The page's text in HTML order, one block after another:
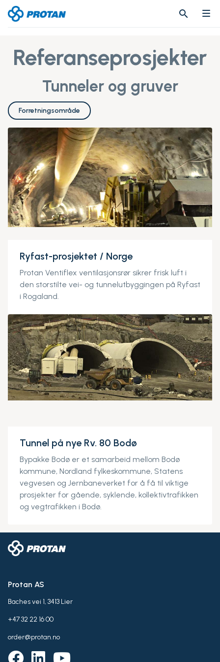
search
search
Referanseprosjekter
Tunneler og gruver
Forretningsområde
Ryfast-prosjektet / Norge
Protan Ventiflex ventilasjonsrør sikrer frisk luft i
den storstilte vei- og tunnelutbyggingen på Ryfast
i Rogaland.
Tunnel på nye Rv. 80 Bodø
Bypakke Bodø er et samarbeid mellom Bodø
kommune, Nordland fylkeskommune, Statens
vegvesen og Jernbaneverket for å få til viktige
prosjekter for gående, syklende, kollektivtrafikken
og vegtrafikken i Bodø.
Protan AS
Baches vei 1, 3413 Lier
+47 32 22 16 00
order@protan.no